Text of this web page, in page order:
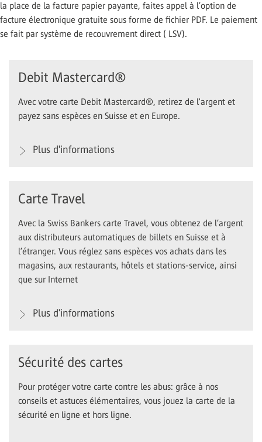
la place de la facture papier payante, faites appel à l’option de
facture électronique gratuite sous forme de fichier PDF. Le paiement
se fait par système de recouvrement direct ( LSV).
Debit Mastercard®
Avec votre carte Debit Mastercard®, retirez de l'argent et
payez sans espèces en Suisse et en Europe.
Plus d'informations
Carte Travel
Avec la Swiss Bankers carte Travel, vous obtenez de l’argent
aux distributeurs automatiques de billets en Suisse et à
l’étranger. Vous réglez sans espèces vos achats dans les
magasins, aux restaurants, hôtels et stations-service, ainsi
que sur Internet
Plus d'informations
Sécurité des cartes
Pour protéger votre carte contre les abus: grâce à nos
conseils et astuces élémentaires, vous jouez la carte de la
sécurité en ligne et hors ligne.